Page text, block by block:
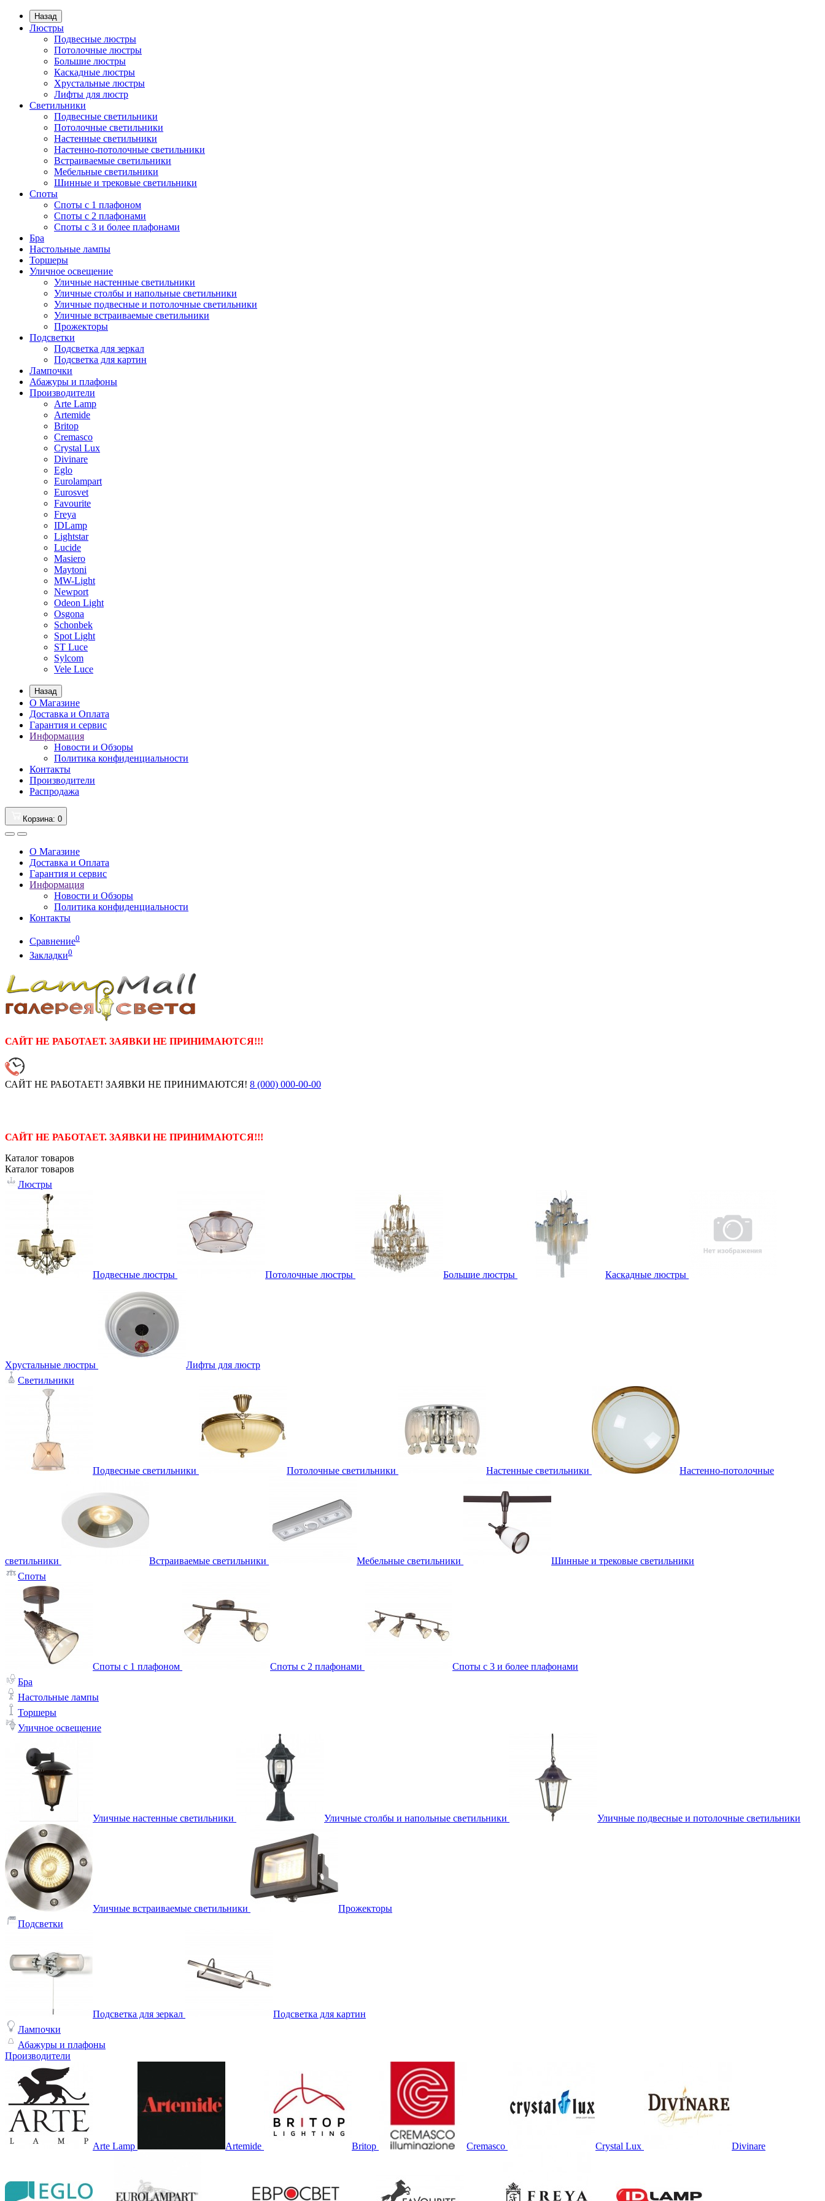
Назад
Люстры
Подвесные люстры
Потолочные люстры
Большие люстры
Каскадные люстры
Хрустальные люстры
Лифты для люстр
Светильники
Подвесные светильники
Потолочные светильники
Настенные светильники
Настенно-потолочные светильники
Встраиваемые светильники
Мебельные светильники
Шинные и трековые светильники
Споты
Споты с 1 плафоном
Споты с 2 плафонами
Споты с 3 и более плафонами
Бра
Настольные лампы
Торшеры
Уличное освещение
Уличные настенные светильники
Уличные столбы и напольные светильники
Уличные подвесные и потолочные светильники
Уличные встраиваемые светильники
Прожекторы
Подсветки
Подсветка для зеркал
Подсветка для картин
Лампочки
Абажуры и плафоны
Производители
Arte Lamp
Artemide
Britop
Cremasco
Crystal Lux
Divinare
Eglo
Eurolampart
Eurosvet
Favourite
Freya
IDLamp
Lightstar
Lucide
Masiero
Maytoni
MW-Light
Newport
Odeon Light
Osgona
Schonbek
Spot Light
ST Luce
Sylcom
Vele Luce
Назад
О Магазине
Доставка и Оплата
Гарантия и сервис
Информация
Новости и Обзоры
Политика конфиденциальности
Контакты
Производители
Распродажа
Корзина: 0
О Магазине
Доставка и Оплата
Гарантия и сервис
Информация
Новости и Обзоры
Политика конфиденциальности
Контакты
Сравнение0
Закладки0
САЙТ НЕ РАБОТАЕТ. ЗАЯВКИ НЕ ПРИНИМАЮТСЯ!!!
САЙТ НЕ РАБОТАЕТ! ЗАЯВКИ НЕ ПРИНИМАЮТСЯ! 8 (000) 000-00-00
САЙТ НЕ РАБОТАЕТ. ЗАЯВКИ НЕ ПРИНИМАЮТСЯ!!!
Каталог товаров
Каталог товаров
Люстры
Подвесные люстры Потолочные люстры Большие люстры Каскадные люстры
Хрустальные люстры
Лифты для люстр
Светильники
Подвесные светильники Потолочные светильники Настенные светильники Настенно-потолочные
светильники Встраиваемые светильники Мебельные светильники
Шинные и трековые светильники
Споты
Споты с 1 плафоном Споты с 2 плафонами
Споты с 3 и более плафонами
Бра
Настольные лампы
Торшеры
Уличное освещение
Уличные настенные светильники Уличные столбы и напольные светильники Уличные подвесные и потолочные светильники
Уличные встраиваемые светильники
Прожекторы
Подсветки
Подсветка для зеркал
Подсветка для картин
Лампочки
Абажуры и плафоны
Производители
Arte Lamp Artemide Britop Cremasco Crystal Lux Divinare